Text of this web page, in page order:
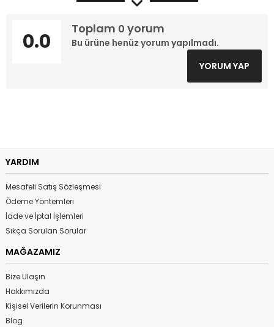
Toplam 0 yorum
Bu ürüne henüz yorum yapılmadı.
0.0
YORUM YAP
YARDIM
Mesafeli Satış Sözleşmesi
Ödeme Yöntemleri
İade ve İptal İşlemleri
Sıkça Sorulan Sorular
MAĞAZAMIZ
Bize Ulaşın
Hakkımızda
Kişisel Verilerin Korunması
Blog